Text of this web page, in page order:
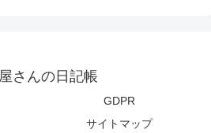
さんの日記帳
GDPR
サイトマップ